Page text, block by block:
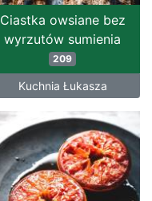
Ciastka owsiane bez
wyrzutów sumienia
209
Kuchnia Łukasza